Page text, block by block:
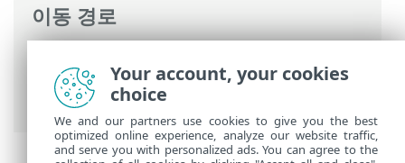
이동 경로
고급 설정
>웹 및 이메일>웹 브라우저 보
>URL 주소 관리
Your account, your cookies
choice
We and our partners use cookies to give you the best
optimized online experience, analyze our website traffic,
and serve you with personalized ads. You can agree to the